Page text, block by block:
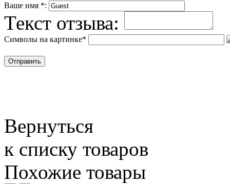
Ваше имя *:
Текст отзыва:
Символы на картинке*
Вернуться
к списку товаров
Похожие товары